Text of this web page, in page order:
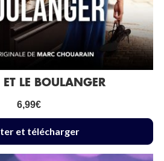
ET LE BOULANGER
6,99€
et télécharger